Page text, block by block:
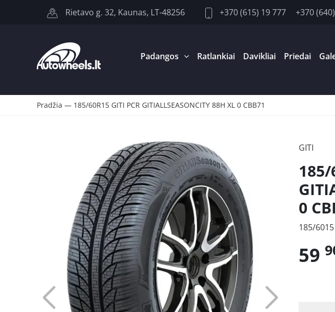
Rietavo g. 32, Kaunas, LT-48256 +370 (615) 19 777 +370
Padangos Ratlankiai Davikliai Priedai
Pradžia — 185/60R15 GITI PCR GITIALLSEASONCITY 88H XL 0 CBB71
GITI
185/
0
185/
59